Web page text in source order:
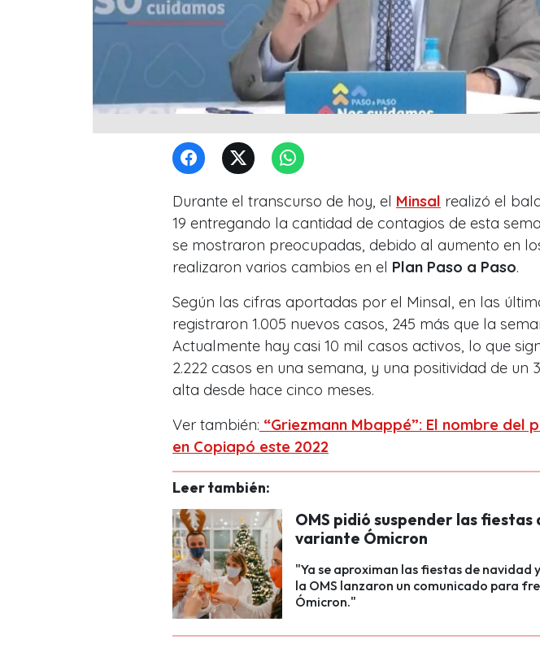
Durante el transcurso de hoy, el Minsal realizó el
19 entregando la cantidad de contagios de esta
se mostraron preocupadas, debido al aumento en
realizaron varios cambios en el Plan Paso a Paso.
Según las cifras aportadas por el Minsal, en las
registraron 1.005 nuevos casos, 245 más que la
Actualmente hay casi 10 mil casos activos, lo que
2.222 casos en una semana, y una positividad de un
alta desde hace cinco meses.
Ver también: “Griezmann Mbappé”: El nombre del
en Copiapó este 2022
Leer también:
OMS pidió suspender las
variante Ómicron
"Ya se aproximan las fiestas de navidad
la OMS lanzaron un comunicado para
Ómicron."